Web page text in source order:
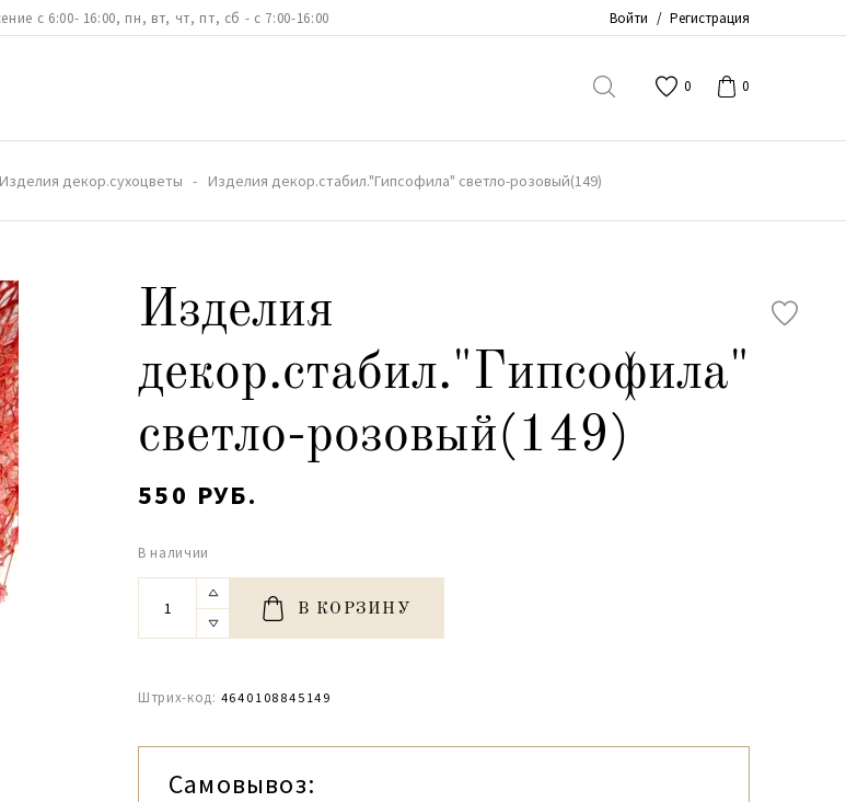
с 6:00- 16:00, пн, вт, чт, пт, сб - с 7:00-16:00 Войти / Регистрация
0 0
Изделия декор.сухоцветы Изделия декор.стабил."Гипсофила" светло-розовый(149)
Изделия
декор.стабил."Гипсофила"
светло-розовый(149)
550 РУБ.
В наличии
В КОРЗИНУ
Штрих-код: 4640108845149
Самовывоз: